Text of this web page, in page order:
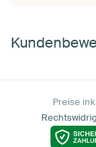
Preise